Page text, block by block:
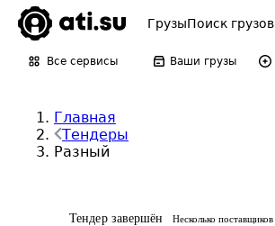
ГрузыПоиск грузов
Все сервисы Ваши грузы
Главная
Тендеры
Разный
Тендер завершён Несколько поставщиков